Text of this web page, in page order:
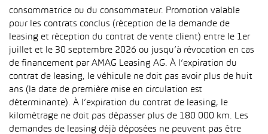
consommatrice ou du consommateur. Promotion valable
pour les contrats conclus (réception de la demande de
leasing et réception du contrat de vente client) entre le 1er
juillet et le 30 septembre 2026 ou jusqu’à révocation en cas
de financement par AMAG Leasing AG. À l’expiration du
contrat de leasing, le véhicule ne doit pas avoir plus de huit
ans (la date de première mise en circulation est
déterminante). À l’expiration du contrat de leasing, le
kilométrage ne doit pas dépasser plus de 180 000 km. Les
demandes de leasing déjà déposées ne peuvent pas être